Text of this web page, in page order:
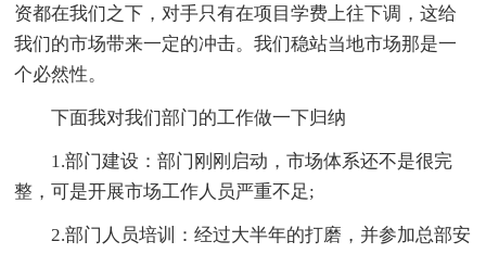
资都在我们之下，对手只有在项目学费上往下调，这给
我们的市场带来一定的冲击。我们稳站当地市场那是一
个必然性。
下面我对我们部门的工作做一下归纳
1.部门建设：部门刚刚启动，市场体系还不是很完
整，可是开展市场工作人员严重不足;
2.部门人员培训：经过大半年的打磨，并参加总部安